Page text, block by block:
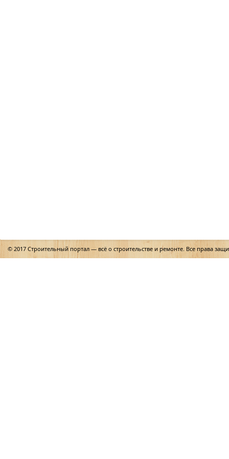
© 2017 Строительный портал — всё о строительстве и ремонте. Все права